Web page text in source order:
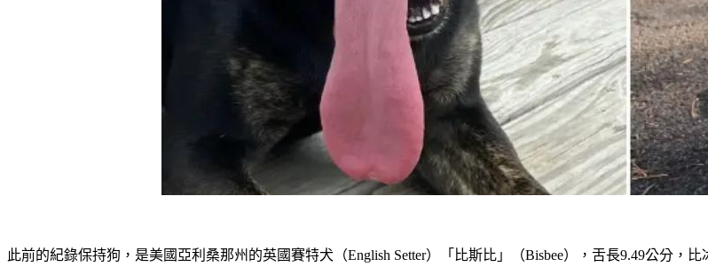
此前的紀錄保持狗，是美國亞利桑那州的英國賽特犬（English Setter）「比斯比」（Bisbee），舌長9.49公分，